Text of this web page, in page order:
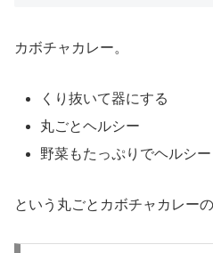
カボチャカレー。
くり抜いて器にする
丸ごとヘルシー
野菜もたっぷりでヘルシー
という丸ごとカボチャカレー